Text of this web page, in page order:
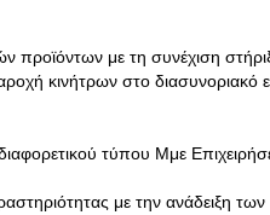
προϊόντων με τη συνέχιση
κινήτρων στο διασυνοριακό
τύπου Μμε
με την ανάδειξη